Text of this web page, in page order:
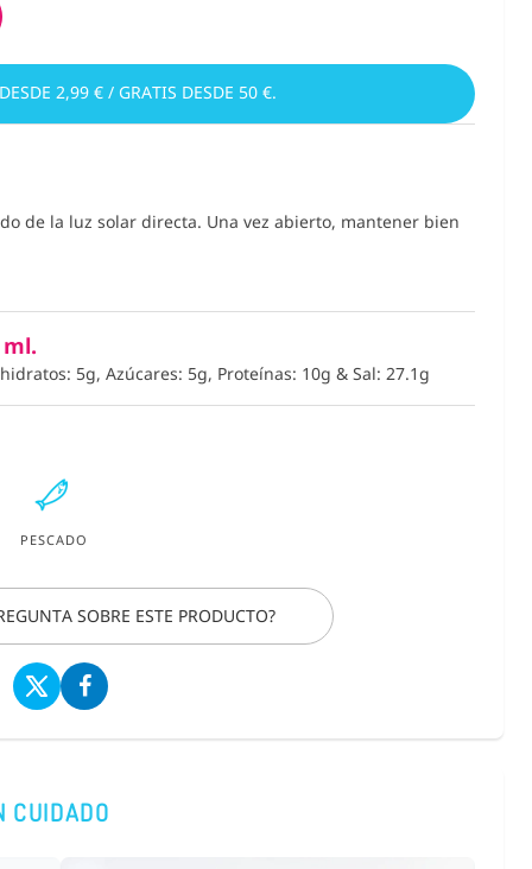
2,99 € / GRATIS DESDE 50 €.
de la luz solar directa. Una vez abierto, mantener bien
5g, Azúcares: 5g, Proteínas: 10g & Sal: 27.1g
PESCADO
SOBRE ESTE PRODUCTO?
CUIDADO